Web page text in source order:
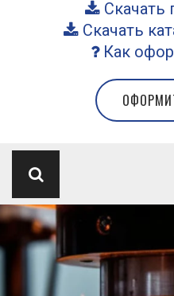
Скачать
Скачать
Как